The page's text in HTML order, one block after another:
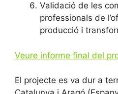
Validació de les
professionals de
producció i
Veure informe final del
El projecte es va dur a